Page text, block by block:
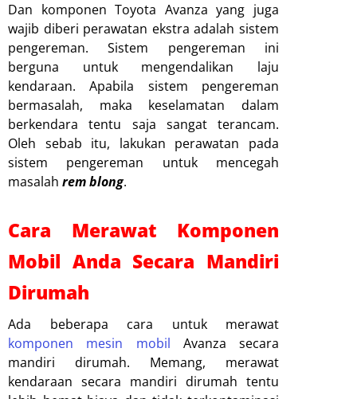
Dan komponen Toyota Avanza yang juga
wajib diberi perawatan ekstra adalah sistem
pengereman. Sistem pengereman ini
berguna untuk mengendalikan laju
kendaraan. Apabila sistem pengereman
bermasalah, maka keselamatan dalam
berkendara tentu saja sangat terancam.
Oleh sebab itu, lakukan perawatan pada
sistem pengereman untuk mencegah
masalah rem blong.
Cara Merawat Komponen
Mobil Anda Secara Mandiri
Dirumah
Ada beberapa cara untuk merawat
komponen mesin mobil Avanza secara
mandiri dirumah. Memang, merawat
kendaraan secara mandiri dirumah tentu